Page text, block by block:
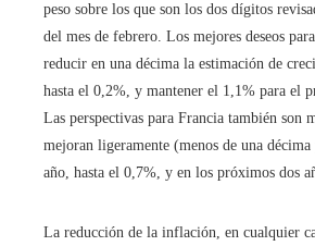
peso sobre los que son los dos dígitos
del mes de febrero. Los mejores deseos
reducir en una décima la estimación de
hasta el 0,2%, y mantener el 1,1% para el
Las perspectivas para Francia también son
mejoran ligeramente (menos de una
año, hasta el 0,7%, y en los próximos dos
La reducción de la inflación, en cualquier